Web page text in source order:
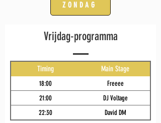
ZONDAG
Vrijdag-programma
Timing Main Stage
18:00
Freeee
21:00
DJ Voltage
22:30
David DM